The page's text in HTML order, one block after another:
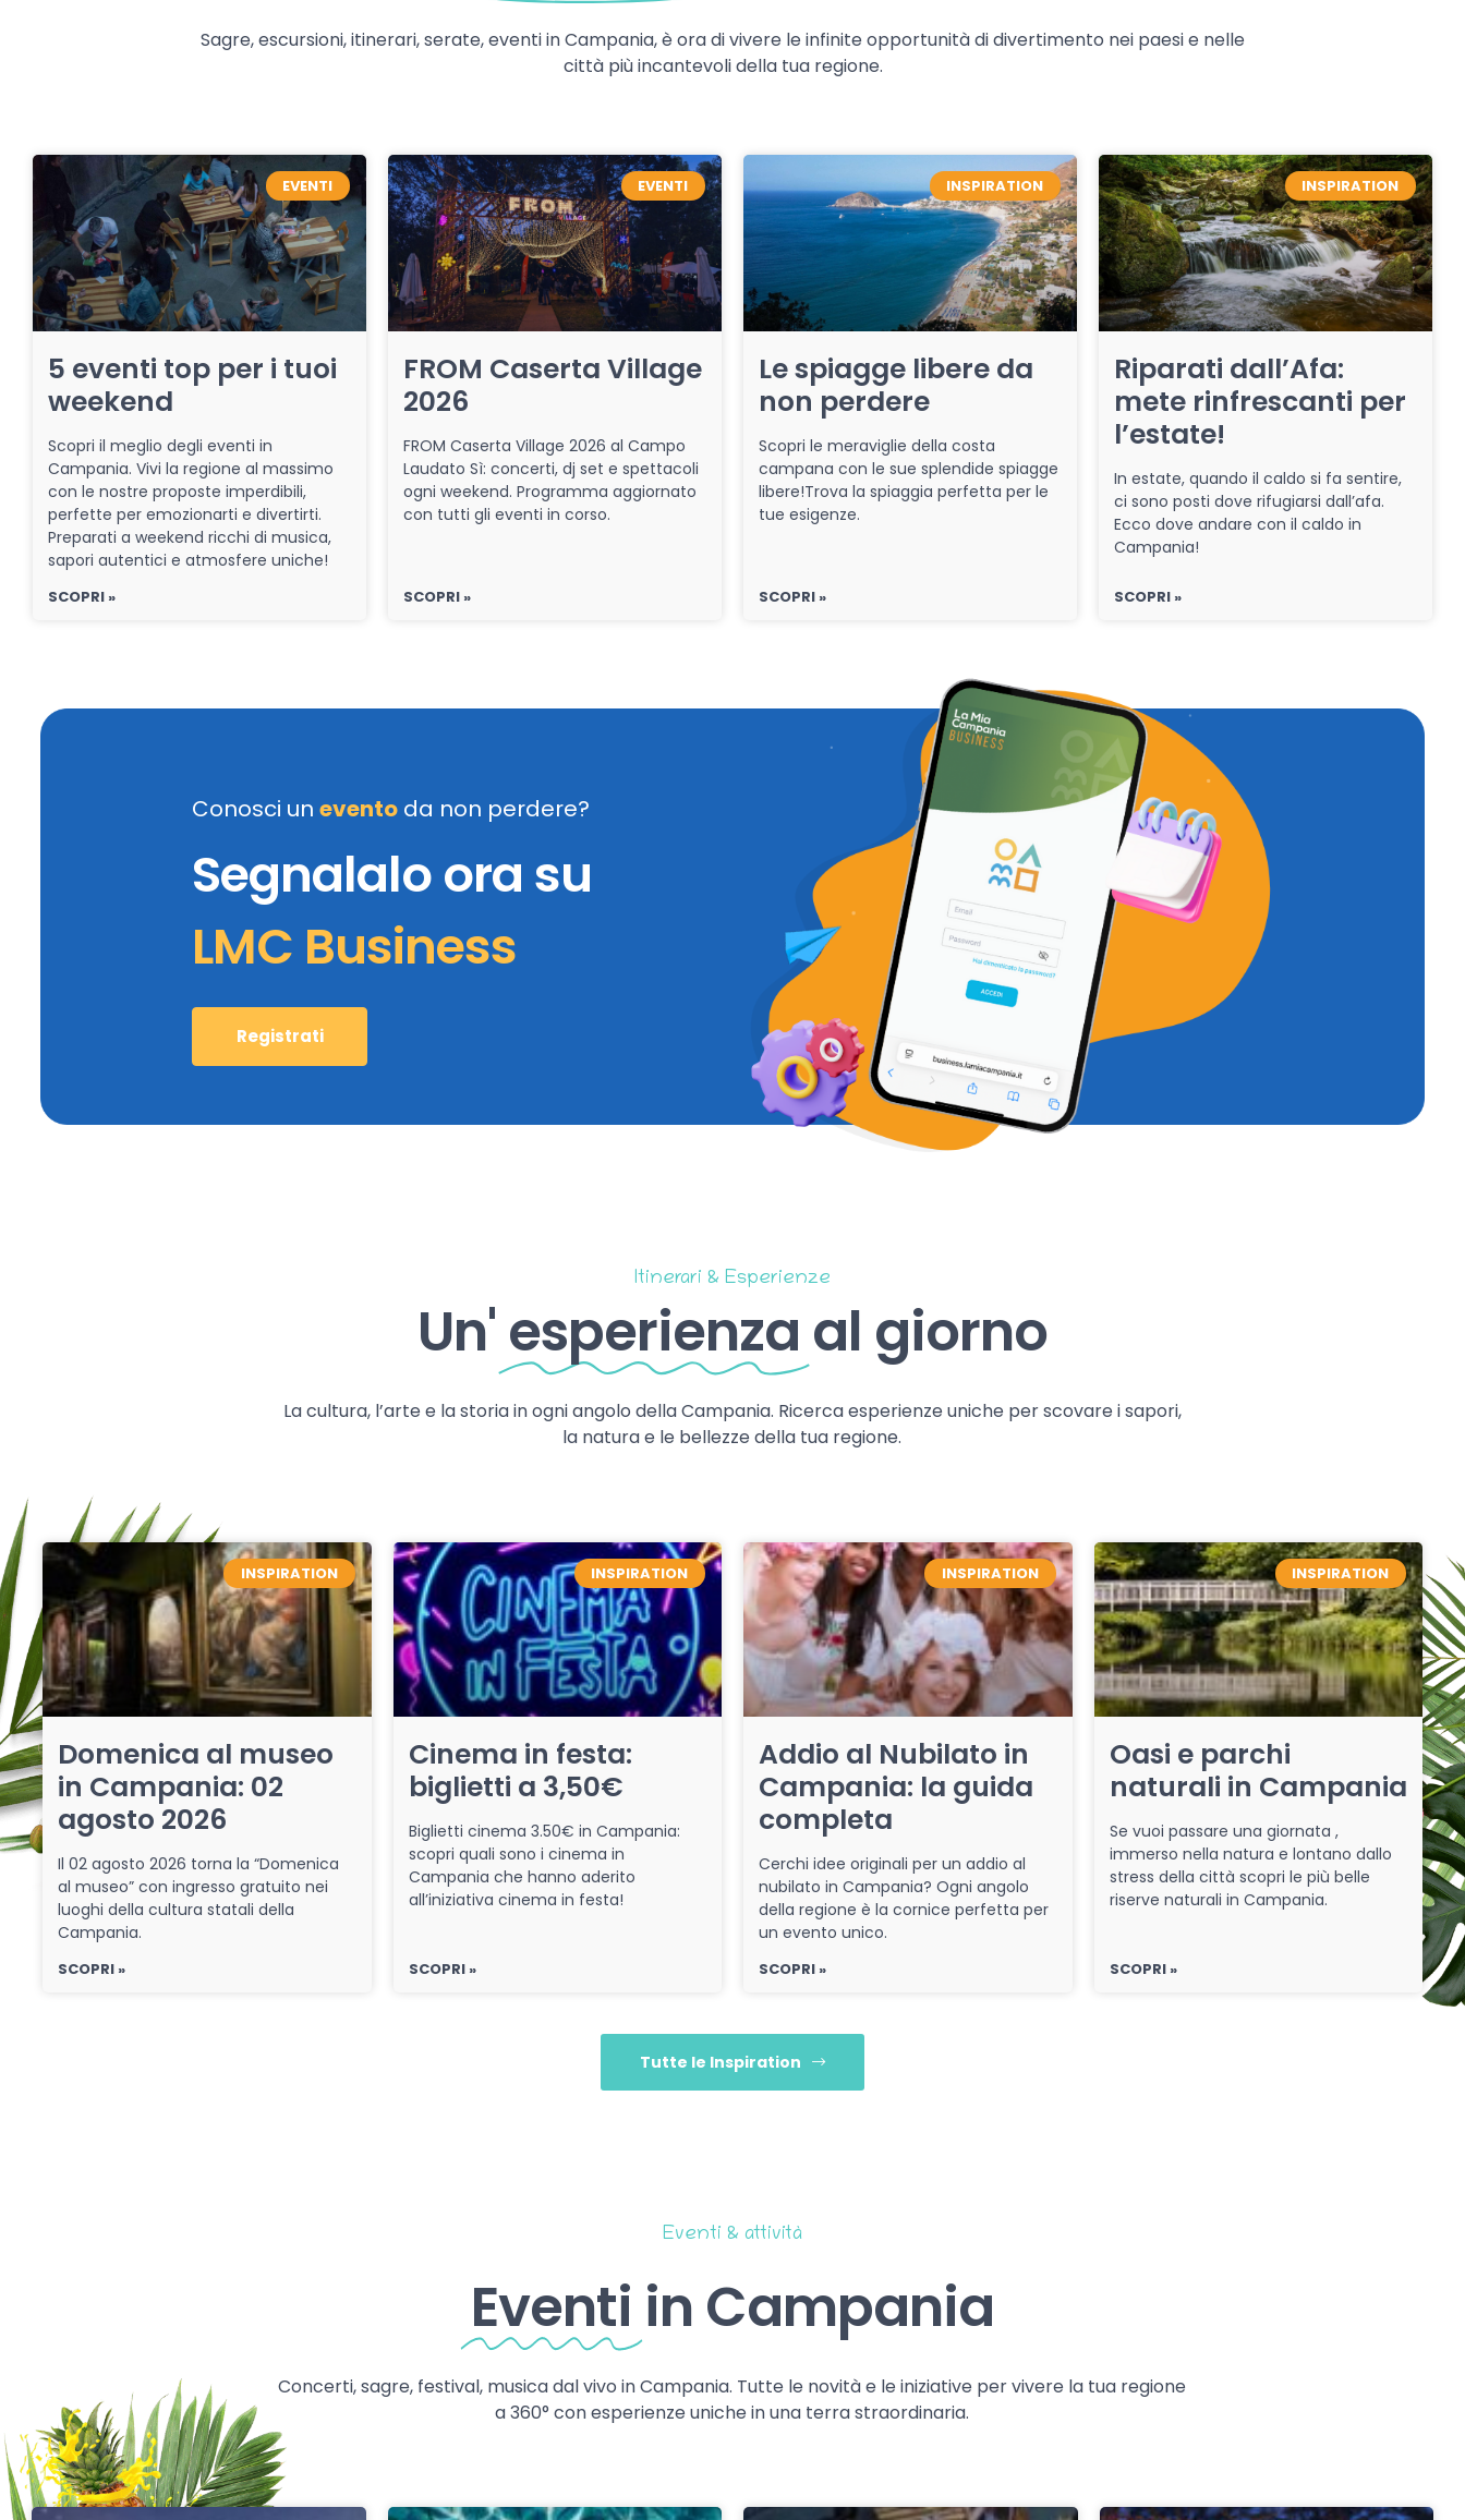
Sagre, escursioni, itinerari, serate, eventi in Campania, è ora di vivere le infinite opportunità di divertimento nei paesi e nelle
città più incantevoli della tua regione.
EVENTI
5 eventi top per i tuoi
weekend
Scopri il meglio degli eventi in
Campania. Vivi la regione al massimo
con le nostre proposte imperdibili,
perfette per emozionarti e divertirti.
Preparati a weekend ricchi di musica,
sapori autentici e atmosfere uniche!
SCOPRI »
EVENTI
FROM Caserta Village
2026
FROM Caserta Village 2026 al Campo
Laudato Sì: concerti, dj set e spettacoli
ogni weekend. Programma aggiornato
con tutti gli eventi in corso.
SCOPRI »
INSPIRATION
Le spiagge libere da
non perdere
Scopri le meraviglie della costa
campana con le sue splendide spiagge
libere!Trova la spiaggia perfetta per le
tue esigenze.
SCOPRI »
INSPIRATION
Riparati dall’Afa:
mete rinfrescanti per
l’estate!
In estate, quando il caldo si fa sentire,
ci sono posti dove rifugiarsi dall’afa.
Ecco dove andare con il caldo in
Campania!
SCOPRI »
Conosci un evento da non perdere?
Segnalalo ora su
LMC Business
Registrati
Itinerari & Esperienze
Un' esperienza al giorno
La cultura, l’arte e la storia in ogni angolo della Campania. Ricerca esperienze uniche per scovare i sapori,
la natura e le bellezze della tua regione.
INSPIRATION
Domenica al museo
in Campania: 02
agosto 2026
Il 02 agosto 2026 torna la “Domenica
al museo” con ingresso gratuito nei
luoghi della cultura statali della
Campania.
SCOPRI »
INSPIRATION
Cinema in festa:
biglietti a 3,50€
Biglietti cinema 3.50€ in Campania:
scopri quali sono i cinema in
Campania che hanno aderito
all’iniziativa cinema in festa!
SCOPRI »
INSPIRATION
Addio al Nubilato in
Campania: la guida
completa
Cerchi idee originali per un addio al
nubilato in Campania? Ogni angolo
della regione è la cornice perfetta per
un evento unico.
SCOPRI »
INSPIRATION
Oasi e parchi
naturali in Campania
Se vuoi passare una giornata ,
immerso nella natura e lontano dallo
stress della città scopri le più belle
riserve naturali in Campania.
SCOPRI »
Tutte le Inspiration
Eventi & attività
Eventi in Campania
Concerti, sagre, festival, musica dal vivo in Campania. Tutte le novità e le iniziative per vivere la tua regione
a 360° con esperienze uniche in una terra straordinaria.